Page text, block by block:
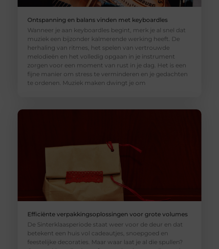
Ontspanning en balans vinden met keyboardles
Wanneer je aan keyboardles begint, merk je al snel dat
muziek een bijzonder kalmerende werking heeft. De
herhaling van ritmes, het spelen van vertrouwde
melodieën en het volledig opgaan in je instrument
zorgen voor een moment van rust in je dag. Het is een
fijne manier om stress te verminderen en je gedachten
te ordenen. Muziek maken dwingt je om
Efficiënte verpakkingsoplossingen voor grote volumes
De Sinterklaasperiode staat weer voor de deur en dat
betekent een huis vol cadeautjes, snoepgoed en
feestelijke decoraties. Maar waar laat je al die spullen?